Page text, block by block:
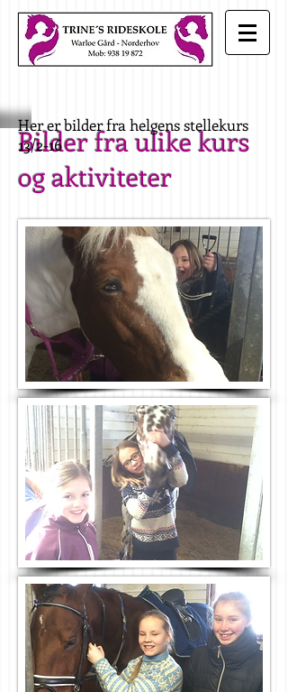
Bilder fra ulike kurs
og aktiviteter
Her er bilder fra helgens stellekurs
13/2-16